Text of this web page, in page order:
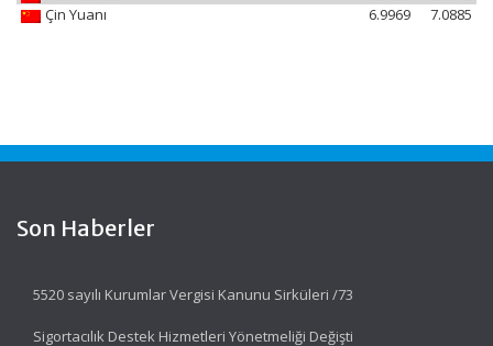
Çin Yuanı
7.0885
6.9969
Son Haberler
5520 sayılı Kurumlar Vergisi Kanunu Sirküleri /73
Sigortacılık Destek Hizmetleri Yönetmeliği Değişti